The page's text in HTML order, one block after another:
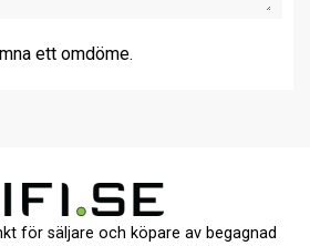
ett omdöme.
för säljare och köpare av begagnad